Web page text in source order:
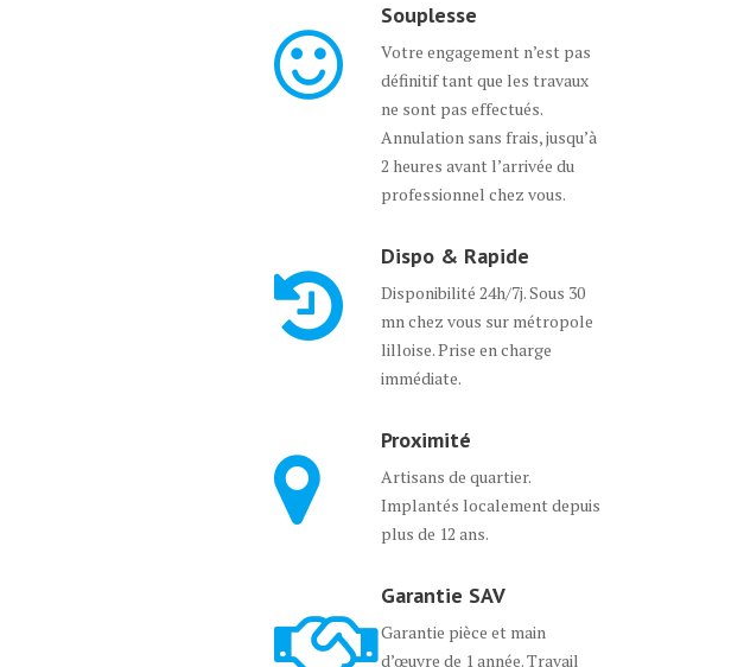
Souplesse
Votre engagement n’est pas
définitif tant que les travaux
ne sont pas effectués.
Annulation sans frais, jusqu’à
2 heures avant l’arrivée du
professionnel chez vous.
Dispo & Rapide
Disponibilité 24h/7j. Sous 30
mn chez vous sur métropole
lilloise. Prise en charge
immédiate.
Proximité
Artisans de quartier.
Implantés localement depuis
plus de 12 ans.
Garantie SAV
Garantie pièce et main
d’œuvre de 1 année. Travail